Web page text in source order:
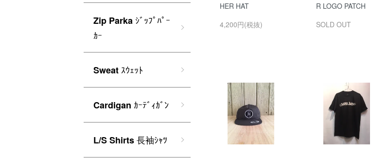
HER HAT
4,200円(税抜)
R LOGO PATCH
SOLD OUT
Zip Parka ｼﾞｯﾌﾟﾊﾟｰ
ｶｰ
Sweat ｽｳｪｯﾄ
Cardigan ｶｰﾃﾞｨｶﾞﾝ
L/S Shirts長袖ｼｬﾂ